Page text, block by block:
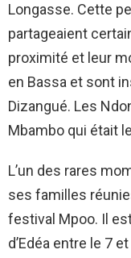
Longasse. Cette
partageaient
proximité et leur
en Bassa et sont
Dizangué. Les
Mbambo qui était
L’un des rares
ses familles
festival Mpoo. Il
d’Edéa entre le 7